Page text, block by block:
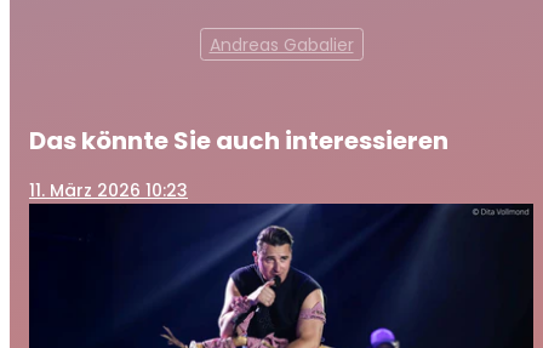
Andreas Gabalier
Das könnte Sie auch interessieren
11. März 2026 10:23